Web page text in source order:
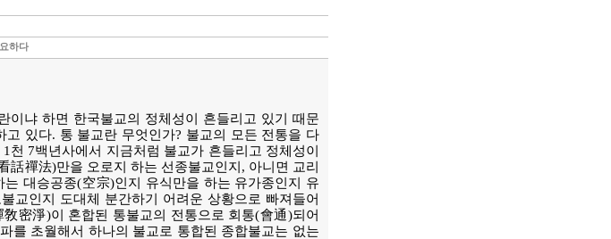
하다
이냐 하면 한국불교의 정체성이 흔들리고 있기 때문
있다. 통 불교란 무엇인가? 불교의 모든 전통을 다
7백년사에서 지금처럼 불교가 흔들리고 정체성이
禪法)만을 오로지 하는 선종불교인지, 아니면 교리
대승공종(空宗)인지 유식만을 하는 유가종인지 유
교인지 도대체 분간하기 어려운 상황으로 빠져들어
密淨)이 혼합된 통불교의 전통으로 회통(會通)되어
를 초월해서 하나의 불교로 통합된 종합불교는 없는